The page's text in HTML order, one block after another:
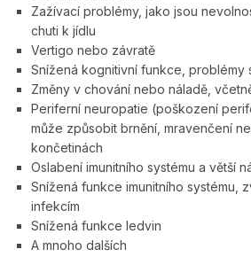
Zažívací problémy, jako jsou
chuti k jídlu
Vertigo nebo závratě
Snížená kognitivní funkce, problémy
Změny v chování nebo náladě,
Periferní neuropatie (poškození
může způsobit brnění, mravenčení
končetinách
Oslabení imunitního systému a větší
Snížená funkce imunitního systému,
infekcím
Snížená funkce ledvin
A mnoho dalších